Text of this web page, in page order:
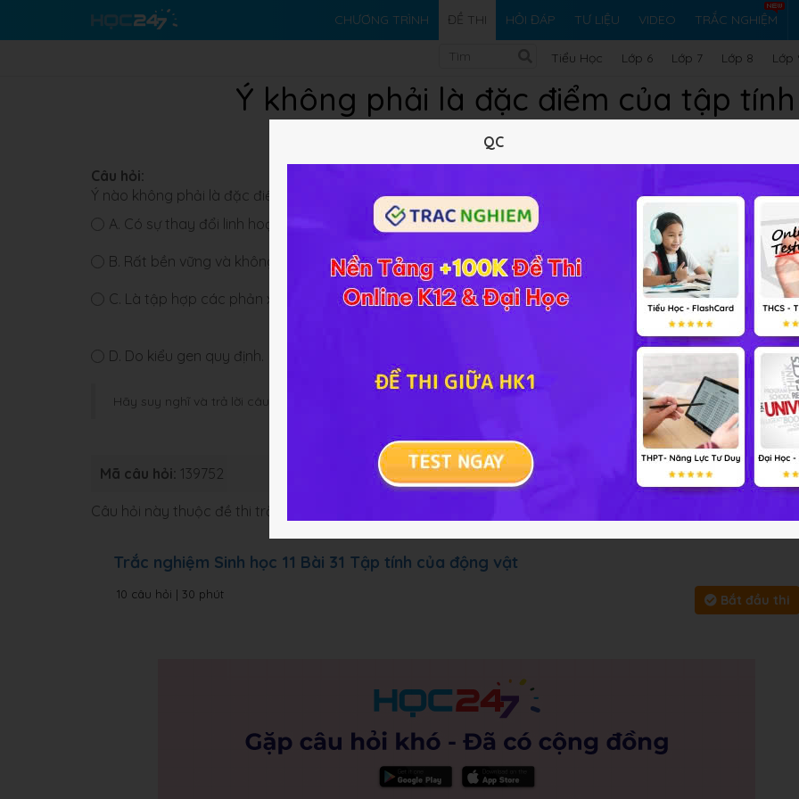
CHƯƠNG TRÌNH ĐỀ THI HỎI ĐÁP TƯ LIỆU VIDEO TRẮC NGHIỆM
Tiểu Học Lớp 6 Lớp 7 Lớp 8 Lớp
Ý không phải là đặc điểm của tập
Câu hỏi:
Ý nào không phải là đặc điểm của tập tính bẩm sinh?
A. Có sự thay đổi linh hoạt trong đời sống cá thể.
B. Rất bền vững và không thay đổi.
C. Là tập hợp các phản xạ không điều kiện diễn ra theo một trình tự nhất định.
D. Do kiểu gen quy định.
Hãy suy nghĩ và trả lời câu hỏi trước khi HOC247 cung cấp đáp án và lời giải
Mã câu hỏi: 139752 Loại bài: Bài tập Môn học: Sinh
Câu hỏi này thuộc đề thi trắc nghiệm dưới đây, bấm vào
Trắc nghiệm Sinh học 11 Bài 31 Tập tính của động vật
10 câu hỏi | 30 phút Bắt đầu thi
QC